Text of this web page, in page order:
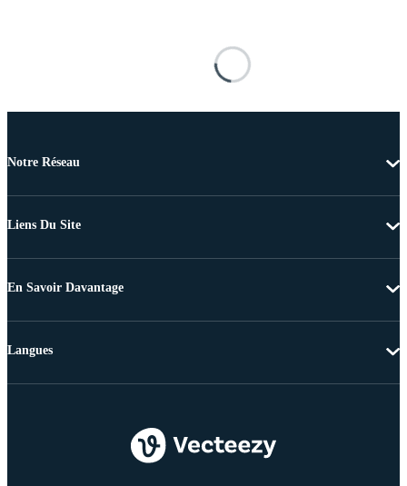
Notre Réseau
Liens Du Site
En Savoir Davantage
Langues